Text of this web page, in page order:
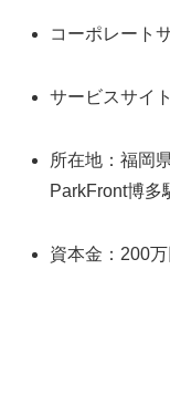
コーポレート
サービスサイト
所在地：福岡
ParkFront博多
資本金：200万